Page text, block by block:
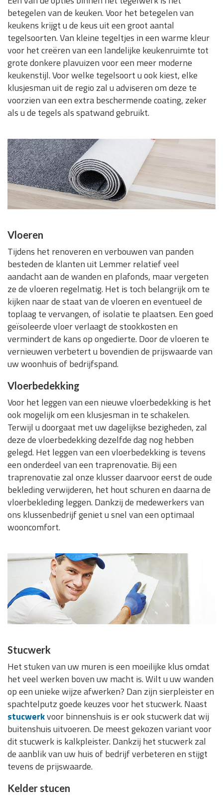
betegelen van de keuken. Voor het betegelen van
keukens krijgt u de keus uit een groot aantal
tegelsoorten. Van kleine tegeltjes in een warme kleur
voor het creëren van een landelijke keukenruimte tot
grote donkere plavuizen voor een meer moderne
keukenstijl. Voor welke tegelsoort u ook kiest, elke
klusjesman uit de regio zal u adviseren om deze te
voorzien van een extra beschermende coating, zeker
als u de tegels als spatwand gebruikt.
Vloeren
Tijdens het renoveren en verbouwen van panden
besteden de klanten uit Lemmer relatief veel
aandacht aan de wanden en plafonds, maar vergeten
ze de vloeren regelmatig. Het is toch belangrijk om te
kijken naar de staat van de vloeren en eventueel de
toplaag te vervangen, of isolatie te plaatsen. Een goed
geïsoleerde vloer verlaagt de stookkosten en
vermindert de kans op ongedierte. Door de vloeren te
vernieuwen verbetert u bovendien de prijswaarde van
uw woonhuis of bedrijfspand.
Vloerbedekking
Voor het leggen van een nieuwe vloerbedekking is het
ook mogelijk om een klusjesman in te schakelen.
Terwijl u doorgaat met uw dagelijkse bezigheden, zal
deze de vloerbedekking dezelfde dag nog hebben
gelegd. Het leggen van een vloerbedekking is tevens
een onderdeel van een traprenovatie. Bij een
traprenovatie zal onze klusser daarvoor eerst de oude
bekleding verwijderen, het hout schuren en daarna de
vloerbekleding leggen. Dankzij de medewerkers van
ons klussenbedrijf geniet u snel van een optimaal
wooncomfort.
Stucwerk
Het stuken van uw muren is een moeilijke klus omdat
het veel werken boven uw macht is. Wilt u uw wanden
op een unieke wijze afwerken? Dan zijn sierpleister en
spachtelputz goede keuzes voor het stucwerk. Naast
stucwerkvoor binnenshuis is er ook stucwerk dat wij
buitenshuis uitvoeren. De meest gekozen variant voor
dit stucwerk is kalkpleister. Dankzij het stucwerk zal
de aanblik van uw huis of bedrijf verbeteren en stijgt
tevens de prijswaarde.
Kelder stucen